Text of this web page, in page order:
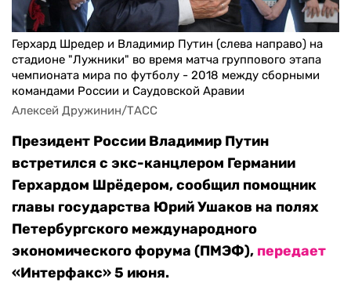
Герхард Шредер и Владимир Путин (слева направо) на
стадионе "Лужники" во время матча группового этапа
чемпионата мира по футболу - 2018 между сборными
командами России и Саудовской Аравии
Алексей Дружинин/ТАСС
Президент России Владимир Путин
встретился с экс-канцлером Германии
Герхардом Шрёдером, сообщил помощник
главы государства Юрий Ушаков на полях
Петербургского международного
экономического форума (ПМЭФ), передает
«Интерфакс» 5 июня.